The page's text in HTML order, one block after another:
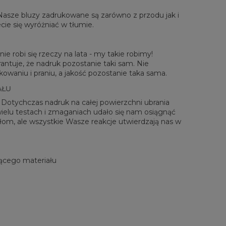
rękawów
63 64 65 66 66
bluzy zadrukowane są zarówno z przodu jak i
się wyróżniać w tłumie.
robi się rzeczy na lata - my takie robimy!
że nadruk pozostanie taki sam. Nie
i praniu, a jakość pozostanie taka sama.
nadruk na całej powierzchni ubrania
testach i zmaganiach udało się nam osiągnąć
ale wszystkie Wasze reakcje utwierdzają nas w
materiału